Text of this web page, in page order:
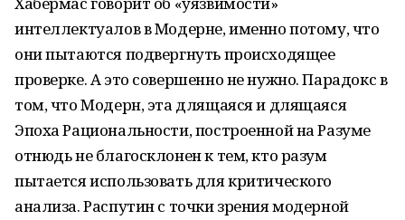
интеллектуалов в Модерне, именно потому, что
они пытаются подвергнуть происходящее
проверке. А это совершенно не нужно. Парадокс в
том, что Модерн, эта длящаяся и длящаяся
Эпоха Рациональности, построенной на Разуме
отнюдь не благосклонен к тем, кто разум
пытается использовать для критического
анализа. Распутин с точки зрения модерной